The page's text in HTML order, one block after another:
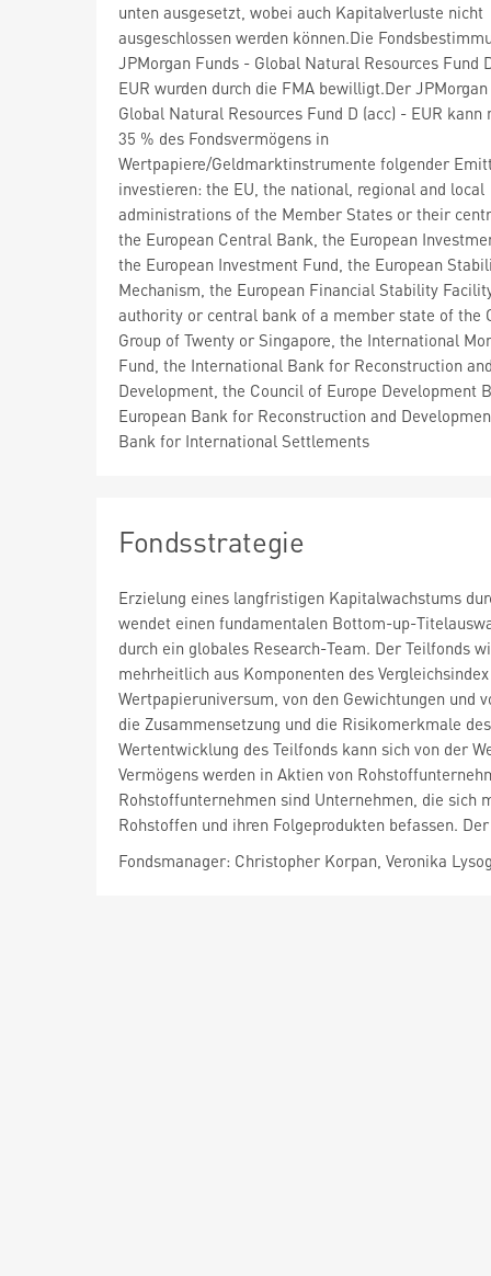
unten ausgesetzt, wobei auch Kapitalverluste nicht
ausgeschlossen werden können.Die
JPMorgan Funds - Global Natural Resources Fund
EUR wurden durch die FMA bewilligt.Der
Global Natural Resources Fund D (acc) - EUR kann
35 % des Fondsvermögens in
Wertpapiere/Geldmarktinstrumente folgender
investieren: the EU, the national, regional and local
administrations of the Member States or their
the European Central Bank, the European
the European Investment Fund, the European
Mechanism, the European Financial Stability
authority or central bank of a member state of the
Group of Twenty or Singapore, the International
Fund, the International Bank for Reconstruction
Development, the Council of Europe Development
European Bank for Reconstruction and
Bank for International Settlements
Fondsstrategie
Erzielung eines langfristigen Kapitalwachstums
wendet einen fundamentalen Bottom-up-
durch ein globales Research-Team. Der Teilfonds
mehrheitlich aus Komponenten des
Wertpapieruniversum, von den Gewichtungen und
die Zusammensetzung und die Risikomerkmale
Wertentwicklung des Teilfonds kann sich von der
Vermögens werden in Aktien von
Rohstoffunternehmen sind Unternehmen, die sich
Rohstoffen und ihren Folgeprodukten befassen.
Fondsmanager: Christopher Korpan, Veronika